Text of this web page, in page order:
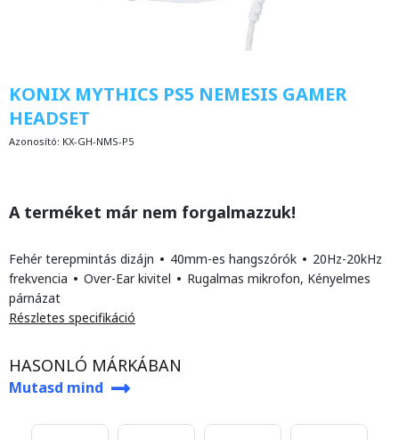
KONIX MYTHICS PS5 NEMESIS GAMER
HEADSET
Azonosító: KX-GH-NMS-P5
A terméket már nem forgalmazzuk!
Fehér terepmintás dizájn • 40mm-es hangszórók • 20Hz-20kHz
frekvencia • Over-Ear kivitel • Rugalmas mikrofon, Kényelmes
párnázat
Részletes specifikáció
HASONLÓ MÁRKÁBAN
Mutasd mind